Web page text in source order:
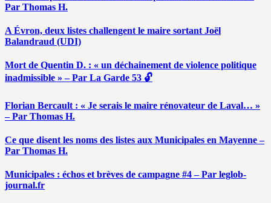
Par Thomas H.
A Évron, deux listes challengent le maire sortant Joël
Balandraud (UDI)
Mort de Quentin D. : « un déchainement de violence politique
inadmissible » – Par La Garde 53 🔓
Florian Bercault : « Je serais le maire rénovateur de Laval… »
– Par Thomas H.
Ce que disent les noms des listes aux Municipales en Mayenne –
Par Thomas H.
Municipales : échos et brèves de campagne #4 – Par leglob-
journal.fr